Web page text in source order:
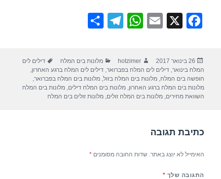
F
e
b
o
k
X
E
W
s
A
p
T
gr
a
m
e
פורסם
בתאריך
26 בינואר 2017 מחבר
hotzimer קטגוריות
מלונות בים המלח תגיות
דילים לים
המלח בינואר,דילים לים המלח בפברואר,דילים לים המלח ברגע האחרון,
חופשה בים המלח,מלונות בים המלח בזול,מלונות בים המלח בפברואר,
מלונות בים המלח ברגע האחרון,מלונות בים המלח דילים,מלונות בים המלח
השוואת מחירים,מלונות בים המלח זולים,מלונות זולים בים המלח
כתיבת תגובה
האימייל לא יוצג באתר. שדות החובה מסומנים*
התגובה שלך *